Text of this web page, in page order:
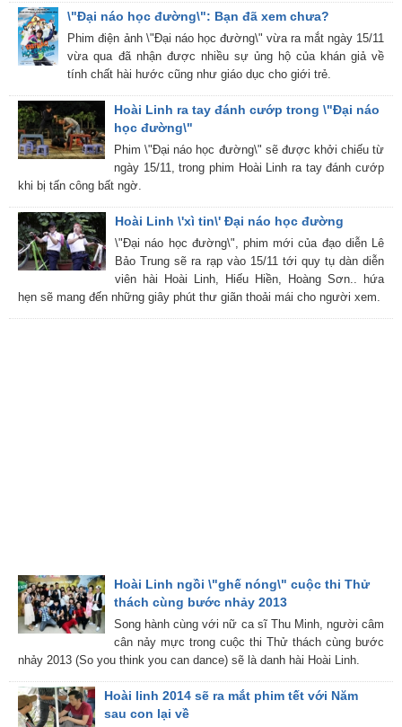
\"Đại náo học đường\": Bạn đã xem chưa?
Phim điện ảnh \"Đại náo học đường\" vừa ra mắt ngày 15/11
vừa qua đã nhận được nhiều sự ủng hộ của khán giả về
tính chất hài hước cũng như giáo dục cho giới trẻ.
Hoài Linh ra tay đánh cướp trong \"Đại náo
học đường\"
Phim \"Đại náo học đường\" sẽ được khởi chiếu từ
ngày 15/11, trong phim Hoài Linh ra tay đánh cướp
khi bị tấn công bất ngờ.
Hoài Linh \'xì tin\' Đại náo học đường
\"Đại náo học đường\", phim mới của đạo diễn Lê
Bảo Trung sẽ ra rạp vào 15/11 tới quy tụ dàn diễn
viên hài Hoài Linh, Hiếu Hiền, Hoàng Sơn.. hứa
hẹn sẽ mang đến những giây phút thư giãn thoải mái cho người xem.
Hoài Linh ngồi \"ghế nóng\" cuộc thi Thử
thách cùng bước nhảy 2013
Song hành cùng với nữ ca sĩ Thu Minh, người câm
cân nảy mực trong cuộc thi Thử thách cùng bước
nhảy 2013 (So you think you can dance) sẽ là danh hài Hoài Linh.
Hoài linh 2014 sẽ ra mắt phim tết với Năm
sau con lại về